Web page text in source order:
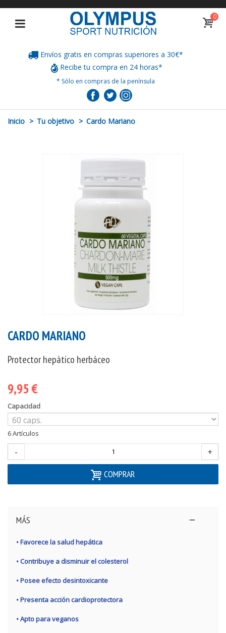
0
Envíos gratis en compras superiores a 30€*
Recibe tu compra en 24 horas*
* Sólo en compras de la península
Inicio > Tu objetivo > Cardo Mariano
CARDO MARIANO
Protector hepático herbáceo
9,95 €
Capacidad
6Artículos
-
+
COMPRAR
MÁS
• Favorece la salud hepática
• Contribuye a disminuir el colesterol
• Posee efecto desintoxicante
• Presenta acción cardioprotectora
• Apto para veganos